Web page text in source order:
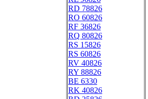
RD 78826
RO 60826
RF 36826
RQ 80826
RS 15826
RS 60826
RV 40826
RY 88826
BE 6330
RK 40826